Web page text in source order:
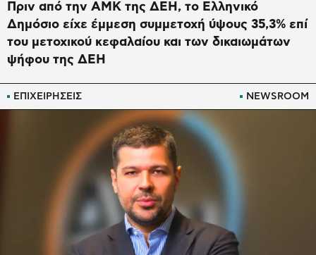
ΕΠΙΧΕΙΡΗΣΕΙΣ NEWSROOM
Πριν από την ΑΜΚ της ΔΕΗ, το Ελληνικό
Δημόσιο είχε έμμεση συμμετοχή ύψους 35,3% επί
του μετοχικού κεφαλαίου και των δικαιωμάτων
ψήφου της ΔΕΗ